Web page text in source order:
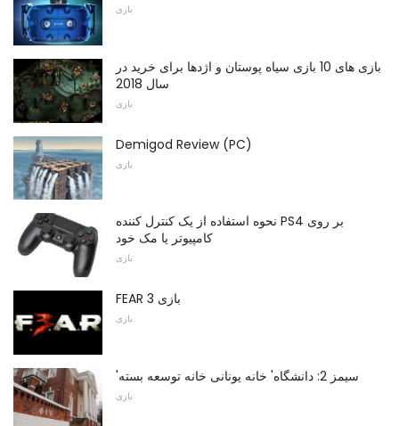
بازی
بازی های 10 بازی سیاه پوستان و اژدها برای خرید در
سال 2018
بازی
Demigod Review (PC)
بازی
نحوه استفاده از یک کنترل کننده PS4 بر روی
کامپیوتر یا مک خود
بازی
FEAR 3 بازی
بازی
'سیمز 2: دانشگاه' خانه یونانی خانه توسعه بسته
بازی